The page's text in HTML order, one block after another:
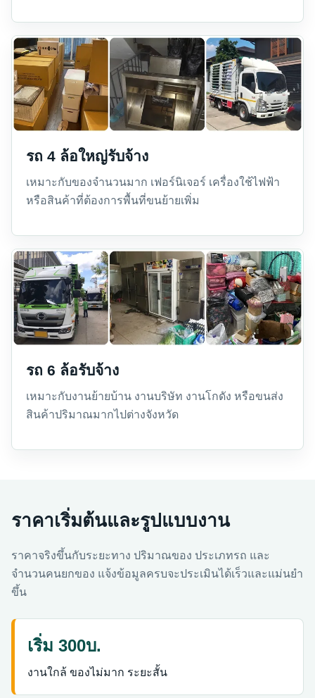
รถ 4 ล้อใหญ่รับจ้าง
เหมาะกับของจำนวนมาก เฟอร์นิเจอร์ เครื่องใช้ไฟฟ้า
หรือสินค้าที่ต้องการพื้นที่ขนย้ายเพิ่ม
รถ 6 ล้อรับจ้าง
เหมาะกับงานย้ายบ้าน งานบริษัท งานโกดัง หรือขนส่ง
สินค้าปริมาณมากไปต่างจังหวัด
ราคาเริ่มต้นและรูปแบบงาน
ราคาจริงขึ้นกับระยะทาง ปริมาณของ ประเภทรถ และ
จำนวนคนยกของ แจ้งข้อมูลครบจะประเมินได้เร็วและแม่นยำ
ขึ้น
เริ่ม 300บ.
งานใกล้ ของไม่มาก ระยะสั้น